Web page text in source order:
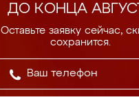
ДО КОНЦА
Оставьте заявку сейчас,
сохранится.